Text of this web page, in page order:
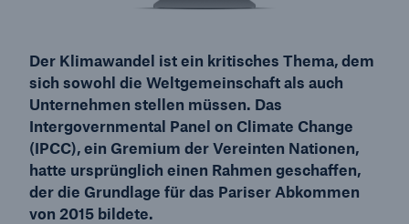
Der Klimawandel ist ein kritisches Thema, dem
sich sowohl die Weltgemeinschaft als auch
Unternehmen stellen müssen. Das
Intergovernmental Panel on Climate Change
(IPCC), ein Gremium der Vereinten Nationen,
hatte ursprünglich einen Rahmen geschaffen,
der die Grundlage für das Pariser Abkommen
von 2015 bildete.